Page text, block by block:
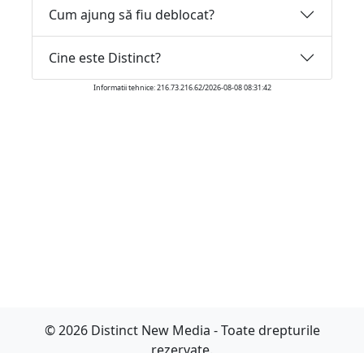
Cum ajung să fiu deblocat?
Cine este Distinct?
Informatii tehnice: 216.73.216.62/2026-08-08 08:31:42
© 2026 Distinct New Media - Toate drepturile